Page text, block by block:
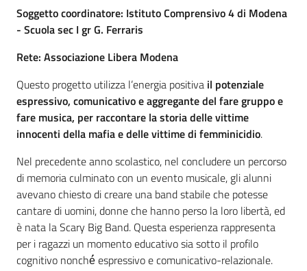
Percorsi
sulla
Seguici
su
Soggetto coordinatore: Istituto Comprensivo 4 di Modena
- Scuola sec I gr G. Ferraris
Rete: Associazione Libera Modena
Questo progetto utilizza l’energia positiva il potenziale
espressivo, comunicativo e aggregante del fare gruppo e
fare musica, per raccontare la storia delle vittime
innocenti della mafia e delle vittime di femminicidio.
Nel precedente anno scolastico, nel concludere un percorso
di memoria culminato con un evento musicale, gli alunni
avevano chiesto di creare una band stabile che potesse
cantare di uomini, donne che hanno perso la loro libertà, ed
è nata la Scary Big Band. Questa esperienza rappresenta
per i ragazzi un momento educativo sia sotto il profilo
cognitivo nonché́ espressivo e comunicativo-relazionale.